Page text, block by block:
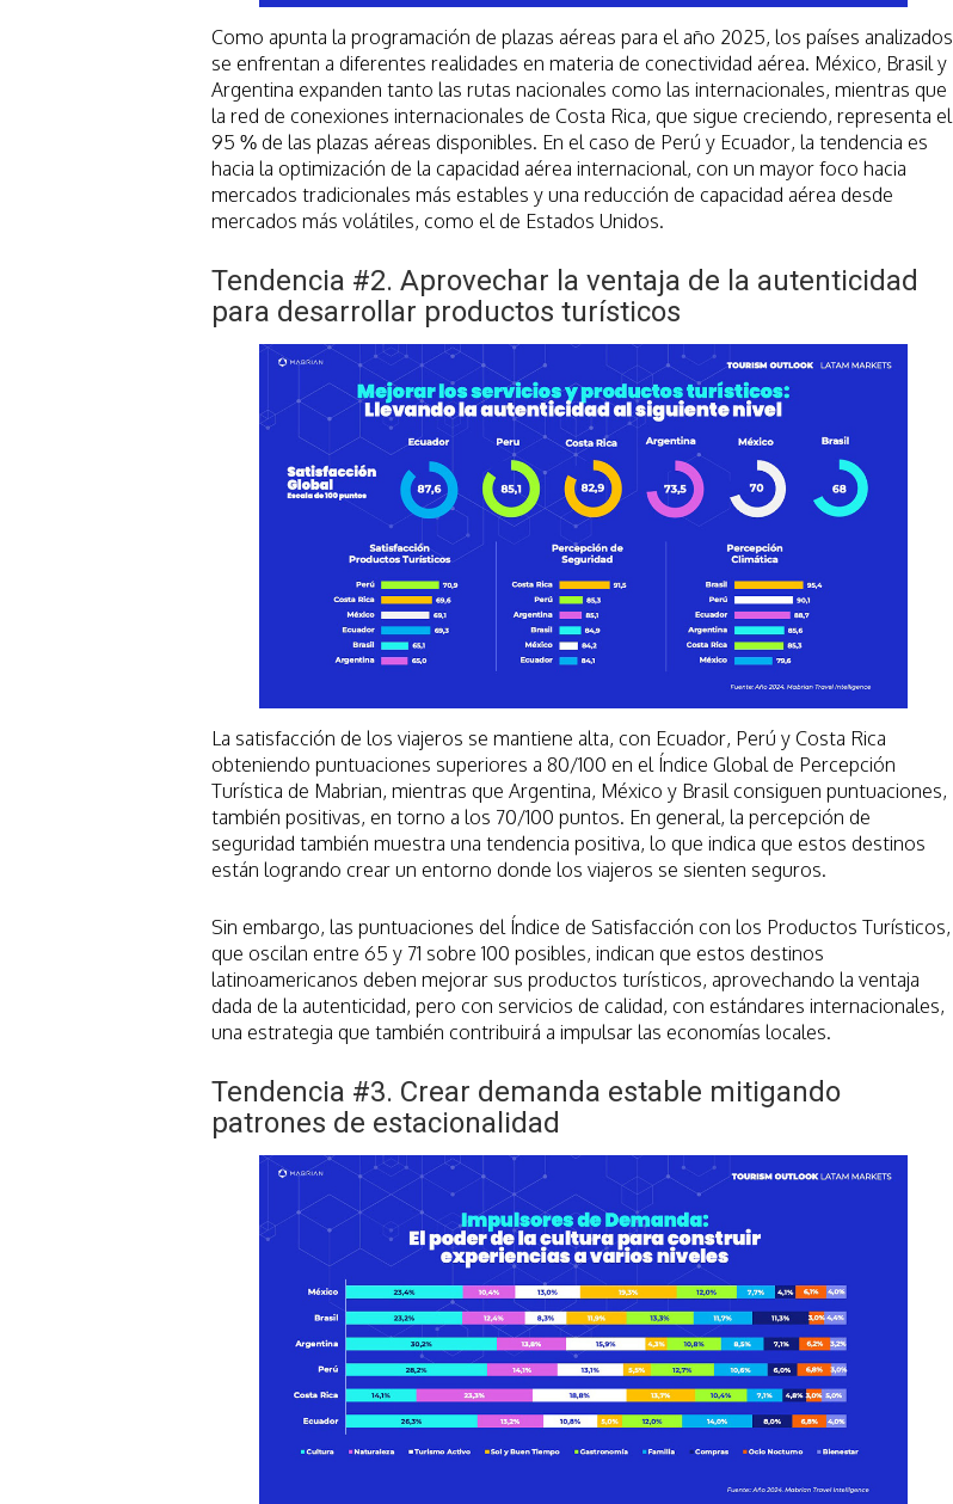
Como apunta la programación de plazas aéreas para el año 2025, los países analizados
se enfrentan a diferentes realidades en materia de conectividad aérea. México, Brasil y
Argentina expanden tanto las rutas nacionales como las internacionales, mientras que
la red de conexiones internacionales de Costa Rica, que sigue creciendo, representa el
95 % de las plazas aéreas disponibles. En el caso de Perú y Ecuador, la tendencia es
hacia la optimización de la capacidad aérea internacional, con un mayor foco hacia
mercados tradicionales más estables y una reducción de capacidad aérea desde
mercados más volátiles, como el de Estados Unidos.
Tendencia #2. Aprovechar la ventaja de la autenticidad
para desarrollar productos turísticos
La satisfacción de los viajeros se mantiene alta, con Ecuador, Perú y Costa Rica
obteniendo puntuaciones superiores a 80/100 en el Índice Global de Percepción
Turística de Mabrian, mientras que Argentina, México y Brasil consiguen puntuaciones,
también positivas, en torno a los 70/100 puntos. En general, la percepción de
seguridad también muestra una tendencia positiva, lo que indica que estos destinos
están logrando crear un entorno donde los viajeros se sienten seguros.
Sin embargo, las puntuaciones del Índice de Satisfacción con los Productos Turísticos,
que oscilan entre 65 y 71 sobre 100 posibles, indican que estos destinos
latinoamericanos deben mejorar sus productos turísticos, aprovechando la ventaja
dada de la autenticidad, pero con servicios de calidad, con estándares internacionales,
una estrategia que también contribuirá a impulsar las economías locales.
Tendencia #3. Crear demanda estable mitigando
patrones de estacionalidad